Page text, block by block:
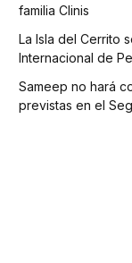
familia Clinis
La Isla del Cerrito
Internacional de
Sameep no hará
previstas en el